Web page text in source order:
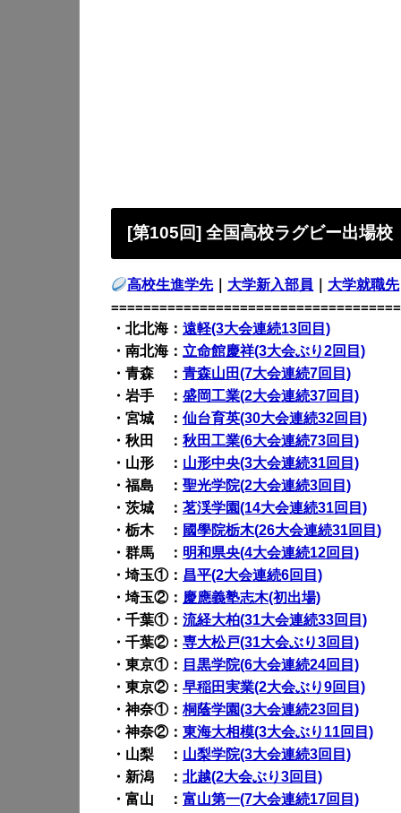
[第105回] 全国高校ラグビー出場校
高校生進学先｜ 大学新入部員 大学就職先
・北北海： 遠軽(3大会連続13回目)
・南北海： 立命館慶祥(3大会ぶり2回目)
・青森 ： 青森山田(7大会連続7回目)
・岩手 ： 盛岡工業(2大会連続37回目)
・宮城 ： 仙台育英(30大会連続32回目)
・秋田 ： 秋田工業(6大会連続73回目)
・山形 ： 山形中央(3大会連続31回目)
・福島 ： 聖光学院(2大会連続3回目)
・茨城 ： 茗渓学園(14大会連続31回目)
・栃木 ： 國學院栃木(26大会連続31回目 )
・群馬 ： 明和県央(4大会連続12回目)
・埼玉①： 昌平(2大会連続6回目)
・埼玉②： 慶應義塾志木(初出場)
・千葉①： 流経大柏(31大会連続33回目)
・千葉②： 専大松戸(31大会ぶり3回目)
・東京①： 目黒学院(6大会連続24回目)
・東京②： 早稲田実業(2大会ぶり9回目)
・神奈①： 桐蔭学園(3大会連続23回目)
・神奈②： 東海大相模(3大会ぶり11回目)
・山梨 ： 山梨学院(3大会連続3回目)
・新潟 ： 北越(2大会ぶり3回目)
・富山 ： 富山第一(7大会連続17回目)